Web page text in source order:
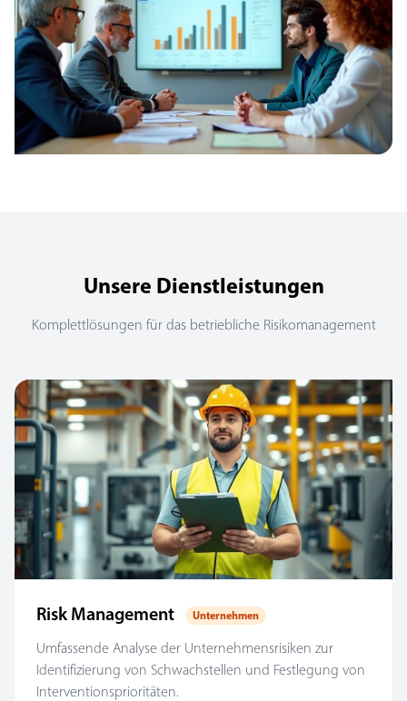
Unsere Dienstleistungen
Komplettlösungen für das betriebliche Risikomanagement
Risk Management Unternehmen
Umfassende Analyse der Unternehmensrisiken zur
Identifizierung von Schwachstellen und Festlegung von
Interventionsprioritäten.